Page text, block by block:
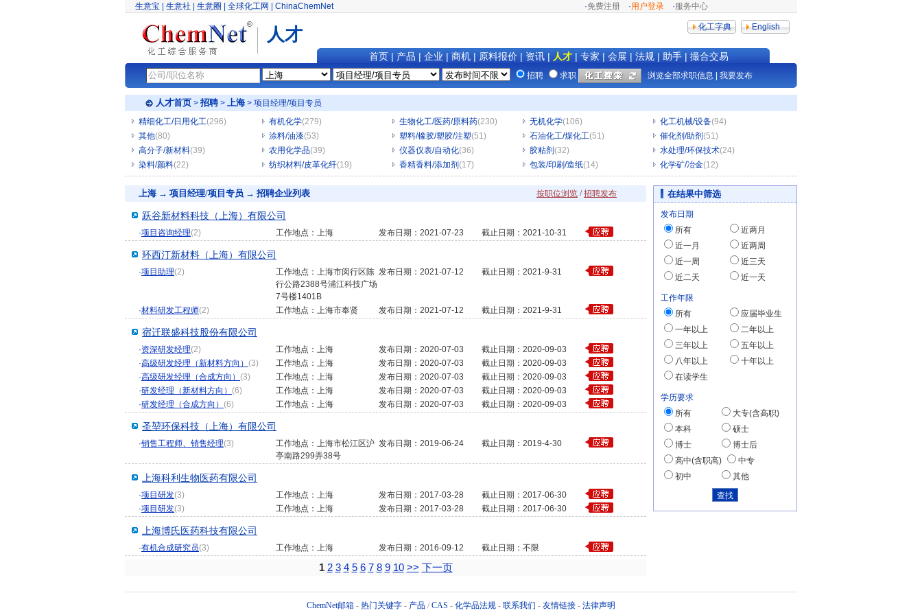
生意宝 生意社 生意圈 全球化工网 ChinaChemNet ·免费注册 ·用户登录 ·服务中心
人才 化工字典 English
首页| 产品 | 企业 | 商机| 原料报价| 资讯| 人才| 专家 | 会展 | 法规| 助手| 撮合交易
招聘 求职 浏览全部求职信息 我要发布
人才首页 > 招聘 > 上海 > 项目经理/项目专员
精细化工/日用化工(296) 有机化学(279) 生物化工/医药/原料药(230) 无机化学(106) 化工机械/设备(94)
其他(80) 涂料/油漆(53) 塑料/橡胶/塑胶/注塑(51) 石油化工/煤化工(51) 催化剂/助剂 (51)
高分子/新材料(39) 农用化学品(39) 仪器仪表/自动化(36) 胶粘剂 (32) 水处理/环保技术(24)
染料/颜料(22) 纺织材料/皮革化纤(19) 香精香料/添加剂 (17) 包装/印刷/造纸(14) 化学矿/冶金(12)
上海 → 项目经理/项目专员 → 招聘企业列表 按职位浏览 /招聘发布
跃谷新材料科技（上海）有限公司
·项目咨询经理(2) 工作地点：上海 发布日期：2021-07-23 截止日期：2021-10-31
环西汀新材料（上海）有限公司
·项目助理(2)
工作地点：上海市闵行区陈
行公路2388号浦江科技广场
7号楼1401B
发布日期：2021-07-12 截止日期：2021-9-31
·材料研发工程师(2) 工作地点：上海市奉贤 发布日期：2021-07-12 截止日期：2021-9-31
宿迁联盛科技股份有限公司
·资深研发经理(2) 工作地点：上海 发布日期：2020-07-03
截止日期：2020-09-03
·高级研发经理（新材料方向） (3) 工作地点：上海 发布日期：2020-07-03
截止日期：2020-09-03
·高级研发经理（合成方向） (3) 工作地点：上海 发布日期：2020-07-03
截止日期：2020-09-03
·研发经理（新材料方向） (6) 工作地点：上海 发布日期：2020-07-03
截止日期：2020-09-03
·研发经理（合成方向） (6) 工作地点：上海 发布日期：2020-07-03 截止日期：2020-09-03
圣堃环保科技（上海）有限公司
·销售工程师、销售经理(3)
工作地点：上海市松江区沪
亭南路299弄38号
发布日期：2019-06-24 截止日期：2019-4-30
上海科利生物医药有限公司
·项目研发(3) 工作地点：上海 发布日期：2017-03-28
截止日期：2017-06-30
·项目研发(3) 工作地点：上海 发布日期：2017-03-28 截止日期：2017-06-30
上海博氏医药科技有限公司
·有机合成研究员(3) 工作地点：上海 发布日期：2016-09-12 截止日期：不限
1 2 3 4 5 6 7 8 9 10 >> 下一页
在结果中筛选
发布日期
所有
近两月
近一月
近两周
近一周
近三天
近二天
近一天
工作年限
所有
应届毕业生
一年以上
二年以上
三年以上
五年以上
八年以上
十年以上
在读学生
学历要求
所有
大专(含高职)
本科
硕士
博士
博士后
高中(含职高)
中专
初中
其他
ChemNet邮箱 - 热门关键字 - 产品 / CAS - 化学品法规 - 联系我们 - 友情链接 - 法律声明